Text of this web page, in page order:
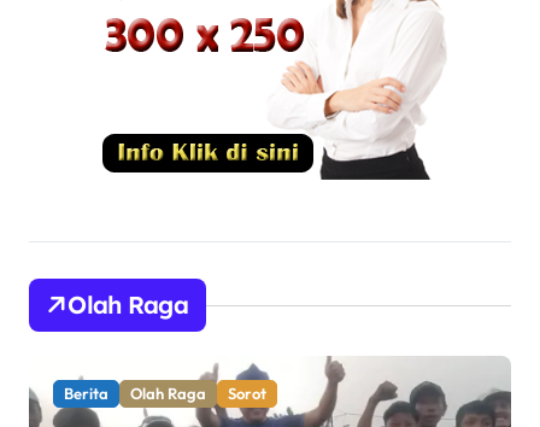
Olah Raga
Berita Olah Raga Sorot